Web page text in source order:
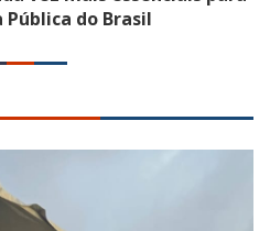
Pública do Brasil